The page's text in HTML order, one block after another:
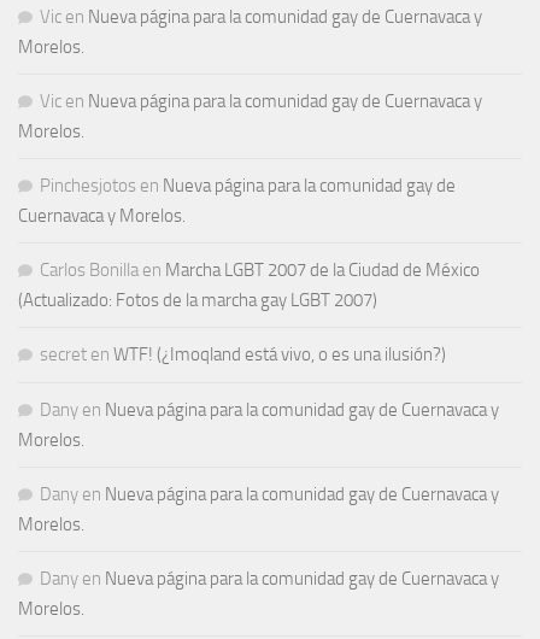
Vic en Nueva página para la comunidad gay de Cuernavaca y
Morelos.
Vic en Nueva página para la comunidad gay de Cuernavaca y
Morelos.
Pinchesjotos en Nueva página para la comunidad gay de
Cuernavaca y Morelos.
Carlos Bonilla en Marcha LGBT 2007 de la Ciudad de México
(Actualizado: Fotos de la marcha gay LGBT 2007)
secret en WTF! (¿Imoqland está vivo, o es una ilusión?)
Dany en Nueva página para la comunidad gay de Cuernavaca y
Morelos.
Dany en Nueva página para la comunidad gay de Cuernavaca y
Morelos.
Dany en Nueva página para la comunidad gay de Cuernavaca y
Morelos.